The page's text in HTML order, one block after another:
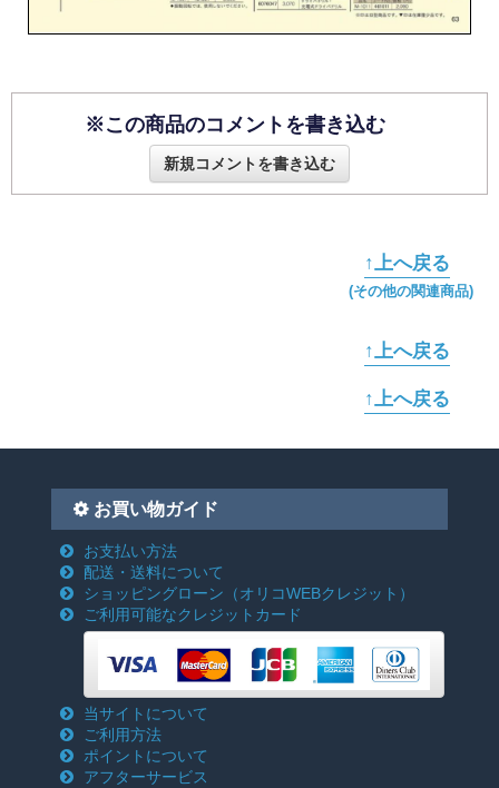
※この商品のコメントを書き込む
新規コメントを書き込む
↑上へ戻る
(その他の関連商品)
↑上へ戻る
↑上へ戻る
お買い物ガイド
お支払い方法
配送・送料について
ショッピングローン （オリコWEBクレジット）
ご利用可能なクレジットカード
当サイトについて
ご利用方法
ポイントについて
アフターサービス